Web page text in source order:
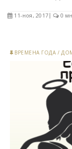
11-ноя, 2017 0
ВРЕМЕНА ГОДА /